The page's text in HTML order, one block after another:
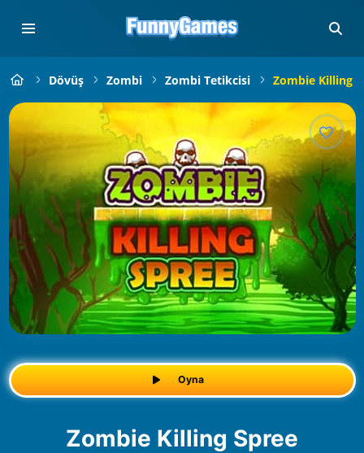
Dövüş Zombi Zombi Tetikcisi Zombie Killing
Oyna
Zombie Killing Spree